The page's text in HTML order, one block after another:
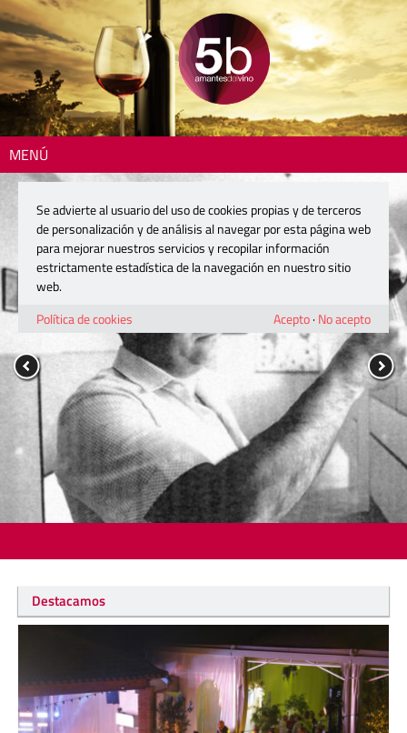
MENÚ
Destacamos
Se advierte al usuario del uso de cookies propias y de terceros
de personalización y de análisis al navegar por esta página web
para mejorar nuestros servicios y recopilar información
estrictamente estadística de la navegación en nuestro sitio
web.
Política de cookies
Acepto· No acepto